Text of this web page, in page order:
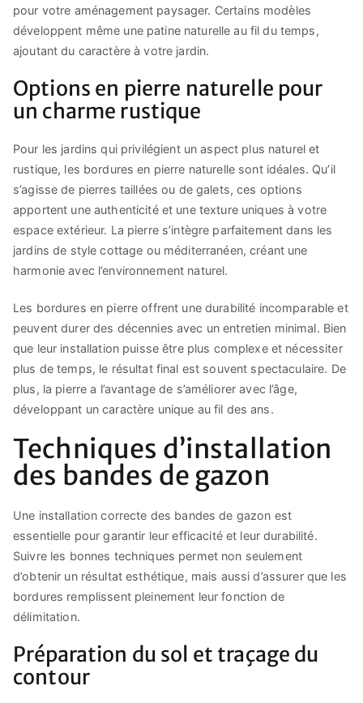
pour votre aménagement paysager. Certains modèles
développent même une patine naturelle au fil du temps,
ajoutant du caractère à votre jardin.
Options en pierre naturelle pour
un charme rustique
Pour les jardins qui privilégient un aspect plus naturel et
rustique, les bordures en pierre naturelle sont idéales. Qu’il
s’agisse de pierres taillées ou de galets, ces options
apportent une authenticité et une texture uniques à votre
espace extérieur. La pierre s’intègre parfaitement dans les
jardins de style cottage ou méditerranéen, créant une
harmonie avec l’environnement naturel.
Les bordures en pierre offrent une durabilité incomparable et
peuvent durer des décennies avec un entretien minimal. Bien
que leur installation puisse être plus complexe et nécessiter
plus de temps, le résultat final est souvent spectaculaire. De
plus, la pierre a l’avantage de s’améliorer avec l’âge,
développant un caractère unique au fil des ans.
Techniques d’installation
des bandes de gazon
Une installation correcte des bandes de gazon est
essentielle pour garantir leur efficacité et leur durabilité.
Suivre les bonnes techniques permet non seulement
d’obtenir un résultat esthétique, mais aussi d’assurer que les
bordures remplissent pleinement leur fonction de
délimitation.
Préparation du sol et traçage du
contour